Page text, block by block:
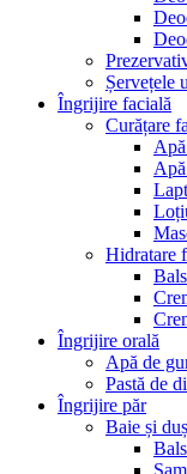
Șervețele
Îngrijire facială
Curățare
Hidratare
Îngrijire orală
Apă de
Pastă de
Îngrijire păr
Baie și duș